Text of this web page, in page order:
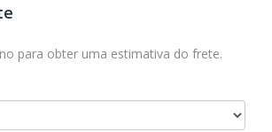
para obter uma estimativa do frete.